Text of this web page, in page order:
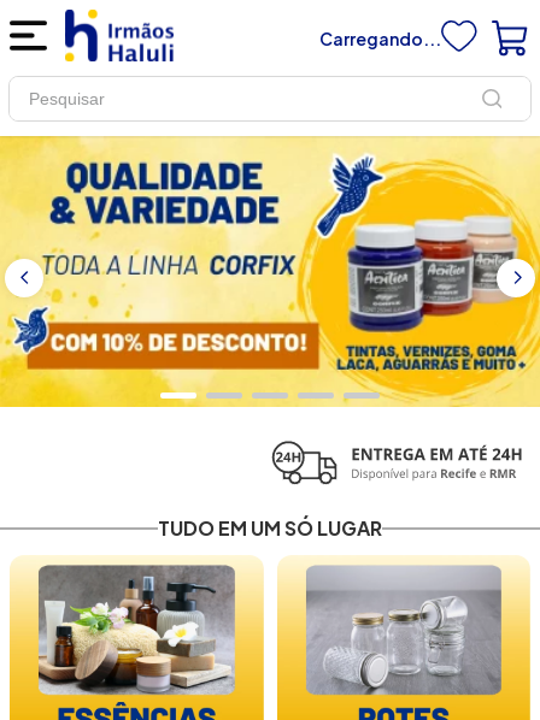
Carregando...
Pesquisar
TUDO EM UM SÓ LUGAR